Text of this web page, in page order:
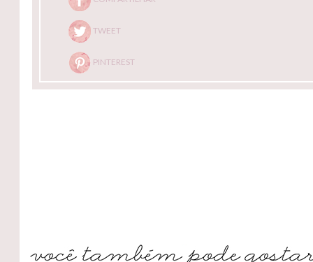
TWEET
PINTEREST